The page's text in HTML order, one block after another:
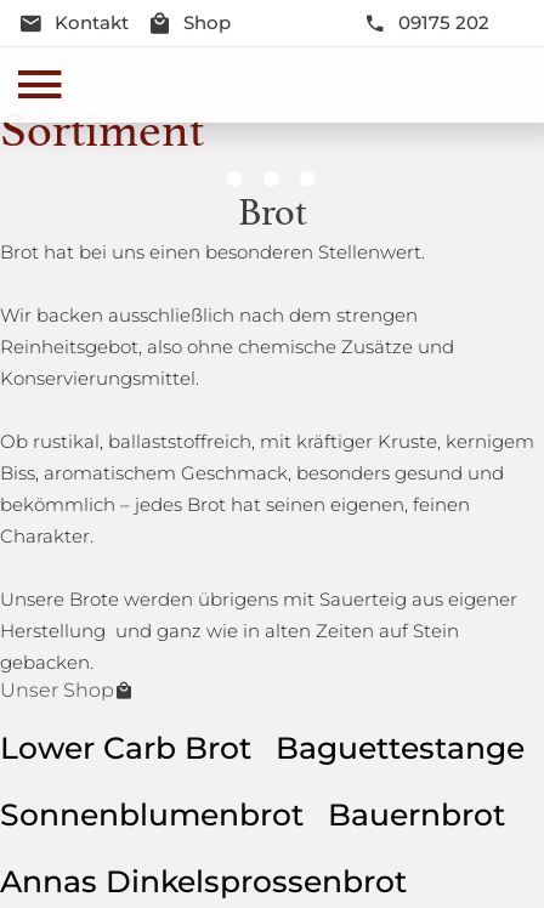
Kontakt Shop 09175 202
Sortiment
Genussmomente
Herzhaft oder süß - Beste Qualität und Frische sind
Brot
Brot hat bei uns einen besonderen Stellenwert.
Wir backen ausschließlich nach dem strengen
Reinheitsgebot, also ohne chemische Zusätze und
Konservierungsmittel.
Ob rustikal, ballaststoffreich, mit kräftiger Kruste, kernigem
Biss, aromatischem Geschmack, besonders gesund und
bekömmlich – jedes Brot hat seinen eigenen, feinen
Charakter.
Unsere Brote werden übrigens mit Sauerteig aus eigener
Herstellung und ganz wie in alten Zeiten auf Stein
gebacken.
Unser Shop
Lower Carb Brot
Baguettestange
Sonnenblumenbrot
Bauernbrot
Annas Dinkelsprossenbrot